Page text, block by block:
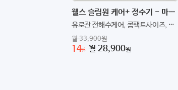
웰스 슬림원 케어+ 정수기 - 마블화이트 / 6년약정 / 자가관리
유로관 전해수케어, 콤팩트사이즈, 미
네랄케어 시스템
월 33,900원
14% 월 28,900원